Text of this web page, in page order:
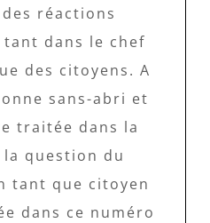
réactions
dans le chef
des citoyens. A
sans-abri et
traitée dans la
question du
tant que citoyen
dans ce numéro